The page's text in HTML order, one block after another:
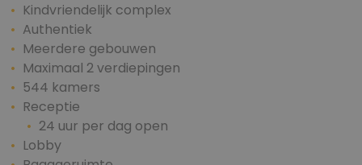
Kindvriendelijk complex
Authentiek
Meerdere gebouwen
Maximaal 2 verdiepingen
544 kamers
Receptie
24 uur per dag open
Lobby